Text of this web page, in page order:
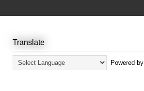
Translate
Powered by